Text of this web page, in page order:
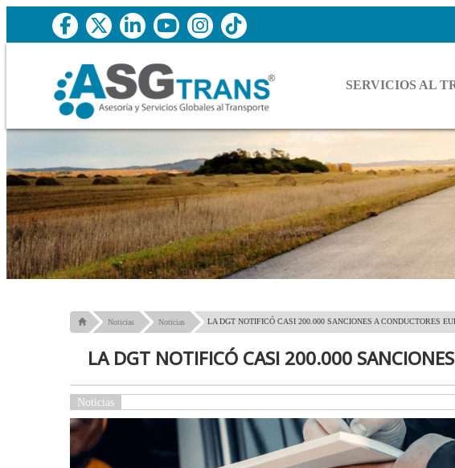
SERVICIOS AL
Noticias Noticias LA DGT NOTIFICÓ CASI 200.000 SANCIONES A CONDUCTORES
LA DGT NOTIFICÓ CASI 200.000
Noticias